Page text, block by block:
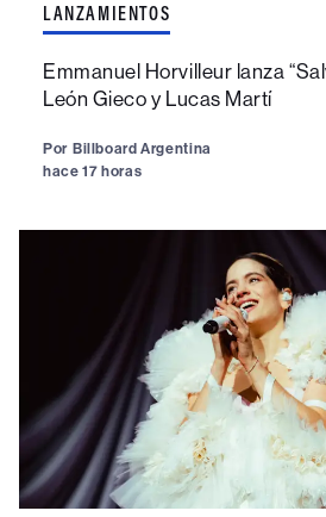
LANZAMIENTOS
Emmanuel Horvilleur lanza
León Gieco y Lucas Martí
Por Billboard Argentina
hace 17 horas